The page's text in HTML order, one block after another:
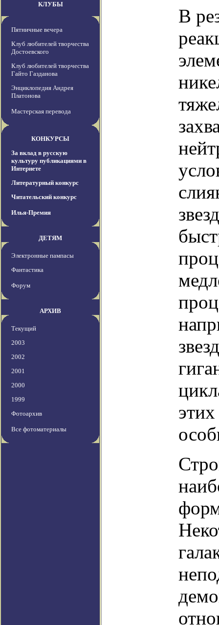
КЛУБЫ
Пятничные вечера
Клуб любителей творчества
Достоевского
Клуб любителей творчества
Гайто Газданова
Энциклопедия Андрея
Платонова
Мастерская перевода
КОНКУРСЫ
За вклад в русскую
культуру публикациями в
Интернете
Литературный конкурс
Читательский конкурс
Илья-Премия
ДЕТЯМ
Электронные пампасы
Фантастика
Форум
АРХИВ
Текущий
2003
2002
2001
2000
1999
Фотоархив
Все фотоматериалы
В